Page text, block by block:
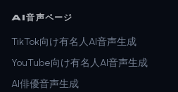
AI音声ページ
TikTok向け有名人AI音声生成
YouTube向け有名人AI音声生成
AI俳優音声生成